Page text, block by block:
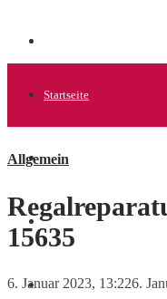
Startseite
Allgemein
Startups
News
Allgemein
15635
6. Januar 2023, 13:226.